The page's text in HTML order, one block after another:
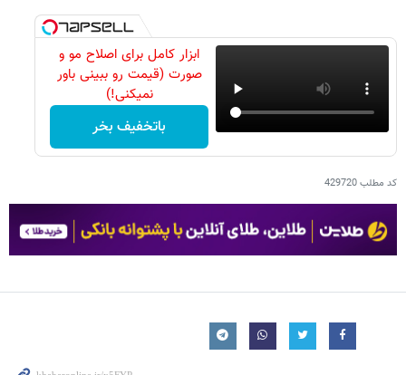
ابزار کامل برای اصلاح مو و
صورت (قیمت رو ببینی باور
نمیکنی!)
باتخفیف بخر
کد مطلب429720